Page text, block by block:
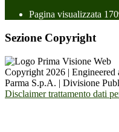
Pagina visualizzata
Sezione Copyright
Copyright 2026 |
Parma S.p.A. | Divisione
Disclaimer trattamento dati